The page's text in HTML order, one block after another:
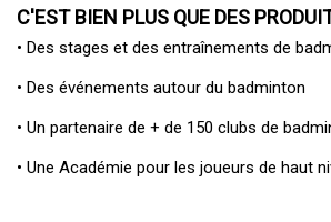
C'EST BIEN PLUS QUE DES
• Des stages et des entraînements de
• Des événements autour du badminton
• Un partenaire de + de 150 clubs de
• Une Académie pour les joueurs de haut